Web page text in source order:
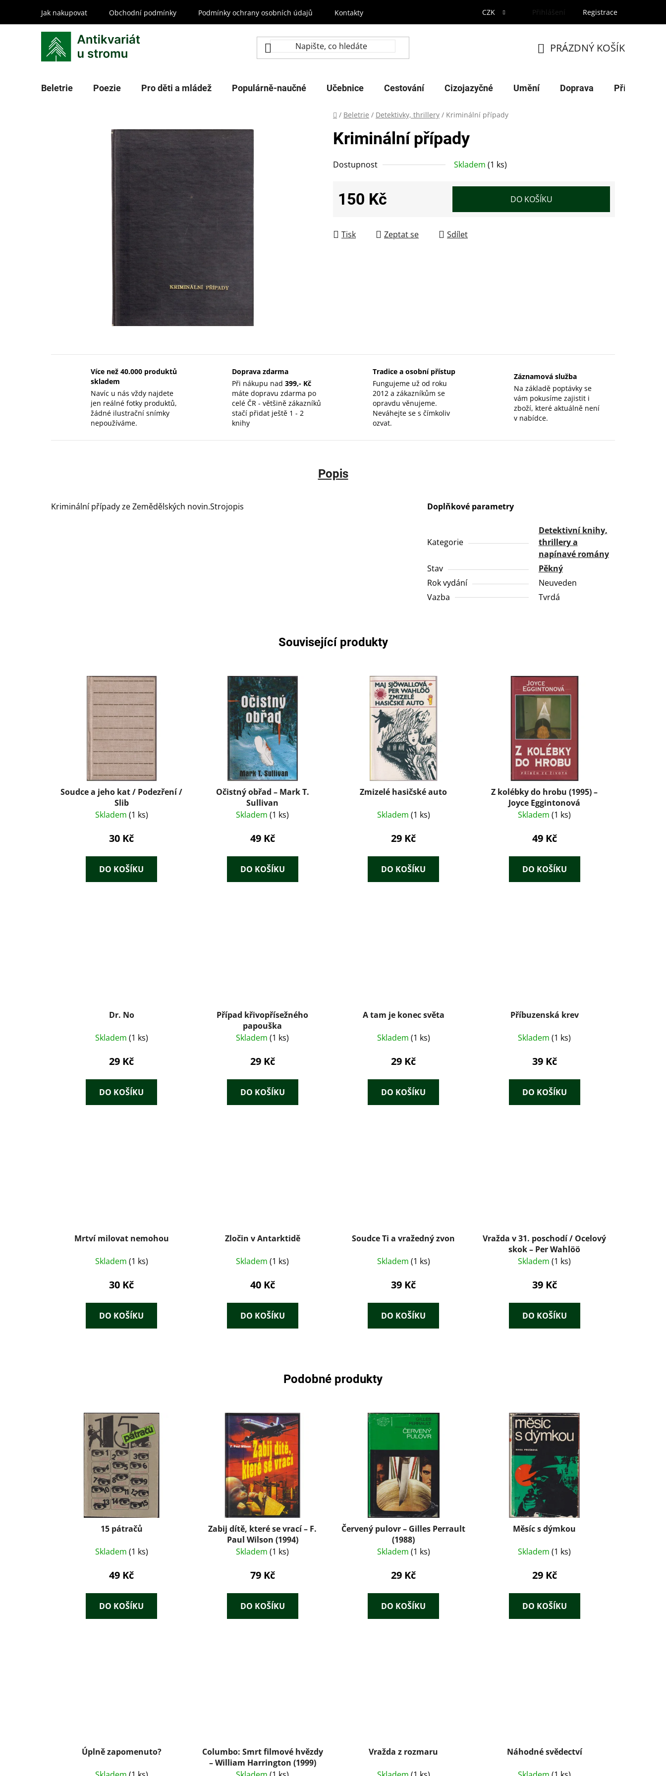
obsah
Jak nakupovat Obchodní podmínky Podmínky ochrany osobních údajů Kontakty CZK Přihlášení Registrace
KOŠÍK
PRÁZDNÝ KOŠÍK
Beletrie Poezie Pro děti a mládež Populárně-naučné Učebnice Cestování Cizojazyčné Umění Doprava Příroda
Domů
/ Beletrie / Detektivky, thrillery / Kriminální případy
Kriminální případy
Dostupnost Skladem (1 ks)
150 Kč DO KOŠÍKU
Tisk Zeptat se Sdílet
Více než 40.000 produktů
skladem
Navíc u nás vždy najdete
jen reálné fotky produktů,
žádné ilustrační snímky
nepoužíváme.
Doprava zdarma
Při nákupu nad 399,- Kč
máte dopravu zdarma po
celé ČR - většině zákazníků
stačí přidat ještě 1 - 2
knihy
Tradice a osobní přístup
Fungujeme už od roku
2012 a zákazníkům se
opravdu věnujeme.
Neváhejte se s čímkoliv
ozvat.
Záznamová služba
Na základě poptávky se
vám pokusíme zajistit i
zboží, které aktuálně není
v nabídce.
Popis
Kriminální případy ze Zemědělských novin.Strojopis Doplňkové parametry
Kategorie
Detektivní knihy,
thrillery a
napínavé romány
Stav
Pěkný
Rok vydání
Neuveden
Vazba
Tvrdá
Související produkty
Soudce a jeho kat / Podezření /
Slib
Skladem (1 ks)
30 Kč
DO KOŠÍKU
Očistný obřad – Mark T.
Sullivan
Skladem(1 ks)
49 Kč
DO KOŠÍKU
Zmizelé hasičské auto
Skladem (1 ks)
29 Kč
DO KOŠÍKU
Z kolébky do hrobu (1995) –
Joyce Eggintonová
Skladem(1 ks)
49 Kč
DO KOŠÍKU
Dr. No
Skladem (1 ks)
29 Kč
DO KOŠÍKU
Případ křivopřísežného
papouška
Skladem(1 ks)
29 Kč
DO KOŠÍKU
A tam je konec světa
Skladem (1 ks)
29 Kč
DO KOŠÍKU
Příbuzenská krev
Skladem(1 ks)
39 Kč
DO KOŠÍKU
Mrtví milovat nemohou
Skladem (1 ks)
30 Kč
DO KOŠÍKU
Zločin v Antarktidě
Skladem(1 ks)
40 Kč
DO KOŠÍKU
Soudce Ti a vražedný zvon
Skladem (1 ks)
39 Kč
DO KOŠÍKU
Vražda v 31. poschodí / Ocelový
skok – Per Wahlöö
Skladem(1 ks)
39 Kč
DO KOŠÍKU
Podobné produkty
15 pátračů
Skladem (1 ks)
49 Kč
DO KOŠÍKU
Zabij dítě, které se vrací – F.
Paul Wilson (1994)
Skladem(1 ks)
79 Kč
DO KOŠÍKU
Červený pulovr – Gilles Perrault
(1988)
Skladem (1 ks)
29 Kč
DO KOŠÍKU
Měsíc s dýmkou
Skladem(1 ks)
29 Kč
DO KOŠÍKU
Úplně zapomenuto?
Columbo: Smrt filmové hvězdy
– William Harrington (1999)
Vražda z rozmaru Náhodné svědectví